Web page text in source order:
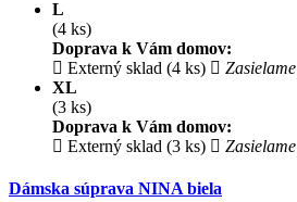
L
(4 ks)
Doprava k Vám domov:
Externý sklad (4 ks)
XL
(3 ks)
Doprava k Vám domov:
Externý sklad (3 ks)
Dámska súprava NINA biela